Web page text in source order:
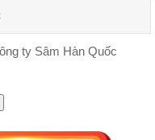
ty Sâm Hàn Quốc